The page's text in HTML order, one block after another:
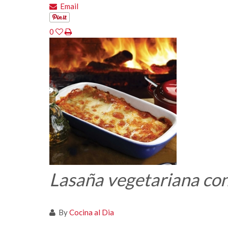
Email
0
Lasaña vegetariana
ByCocina al Dia